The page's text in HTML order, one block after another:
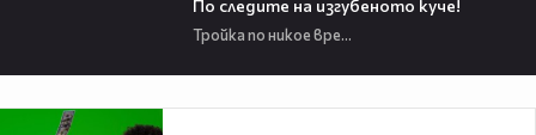
По следите на изгубеното куче!
Тройка по никое време